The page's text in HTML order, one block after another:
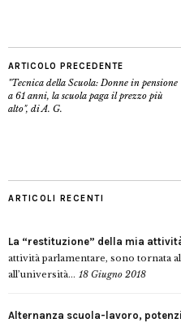
ARTICOLO PRECEDENTE
"Tecnica della Scuola: Donne in pensione
a 61 anni, la scuola paga il prezzo più
alto", di A. G.
ARTICOLI RECENTI
La “restituzione” della mia
attività parlamentare, sono tornata
all’università... 18 Giugno 2018
Alternanza scuola-lavoro,